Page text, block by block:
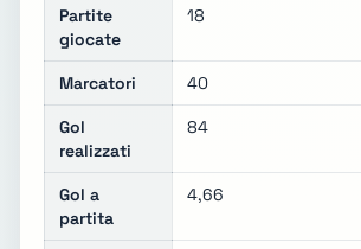
Partite
giocate
18
Marcatori 40
Gol
realizzati
84
Gol a
partita
4,66